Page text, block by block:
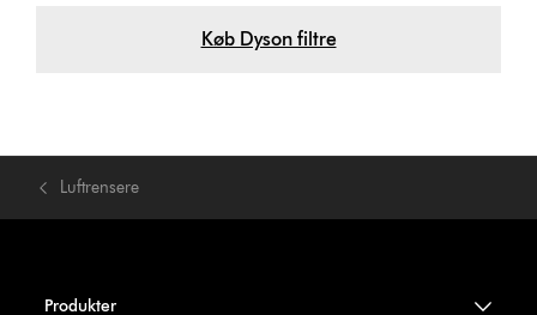
Køb Dyson filtre
Luftrensere
Produkter